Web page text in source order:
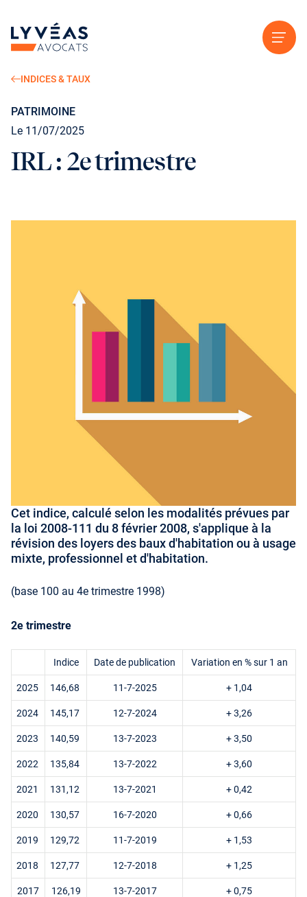
INDICES & TAUX
PATRIMOINE
Le 11/07/2025
IRL : 2e trimestre
Cet indice, calculé selon les modalités prévues par
la loi 2008-111 du 8 février 2008, s'applique à la
révision des loyers des baux d'habitation ou à usage
mixte, professionnel et d'habitation.
(base 100 au 4e trimestre 1998)
2e trimestre
Indice Date de publication Variation en % sur 1 an
2025 146,68 11-7-2025 + 1,04
2024 145,17 12-7-2024 + 3,26
2023 140,59 13-7-2023 + 3,50
2022 135,84 13-7-2022 + 3,60
2021 131,12 13-7-2021 + 0,42
2020 130,57 16-7-2020 + 0,66
2019 129,72 11-7-2019 + 1,53
2018 127,77 12-7-2018 + 1,25
2017 126,19 13-7-2017 + 0,75